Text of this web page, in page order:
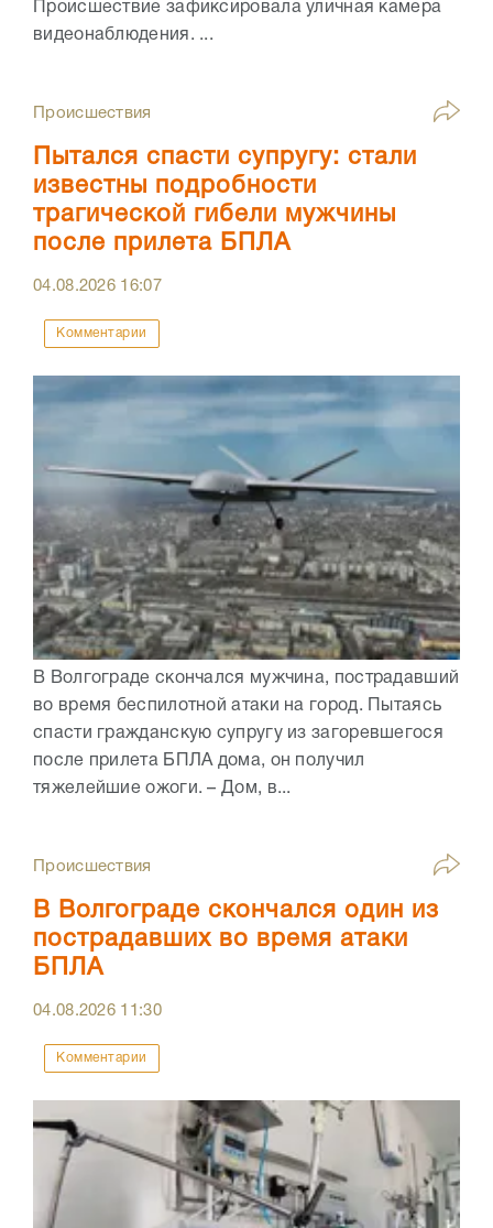
Происшествие зафиксировала уличная камера
видеонаблюдения. ...
Происшествия
Пытался спасти супругу: стали
известны подробности
трагической гибели мужчины
после прилета БПЛА
04.08.2026 16:07
Комментарии
В Волгограде скончался мужчина, пострадавший
во время беспилотной атаки на город. Пытаясь
спасти гражданскую супругу из загоревшегося
после прилета БПЛА дома, он получил
тяжелейшие ожоги. – Дом, в...
Происшествия
В Волгограде скончался один из
пострадавших во время атаки
БПЛА
04.08.2026 11:30
Комментарии